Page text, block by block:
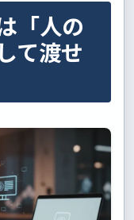
「人の
て渡せ